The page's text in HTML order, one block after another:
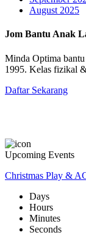
August 2025
Jom Bantu Anak
Minda Optima bantu
1995. Kelas fizikal
Daftar Sekarang
Upcoming Events
Christmas Play &
Days
Hours
Minutes
Seconds